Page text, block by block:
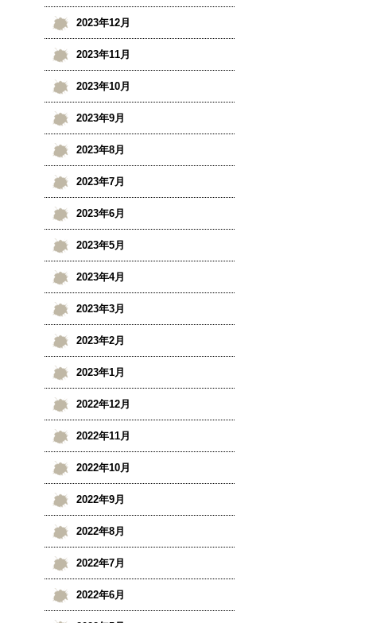
2023年12月
2023年11月
2023年10月
2023年9月
2023年8月
2023年7月
2023年6月
2023年5月
2023年4月
2023年3月
2023年2月
2023年1月
2022年12月
2022年11月
2022年10月
2022年9月
2022年8月
2022年7月
2022年6月